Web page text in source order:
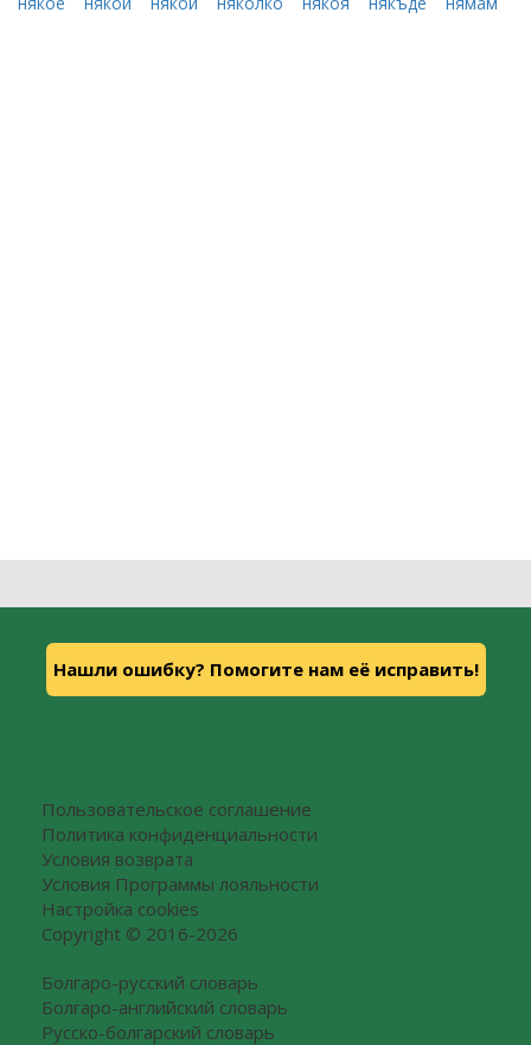
Нашли ошибку? Помогите нам её исправить!
Пользовательское соглашение
Политика конфиденциальности
Условия возврата
Условия Программы лояльности
Настройка cookies
Copyright © 2016-2026
Болгаро-русский словарь
Болгаро-английский словарь
Русско-болгарский словарь